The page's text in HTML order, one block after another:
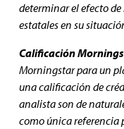
determinar el efecto
estatales en su
Calificación
Morningstar para un
una calificación de
analista son de
como única referencia